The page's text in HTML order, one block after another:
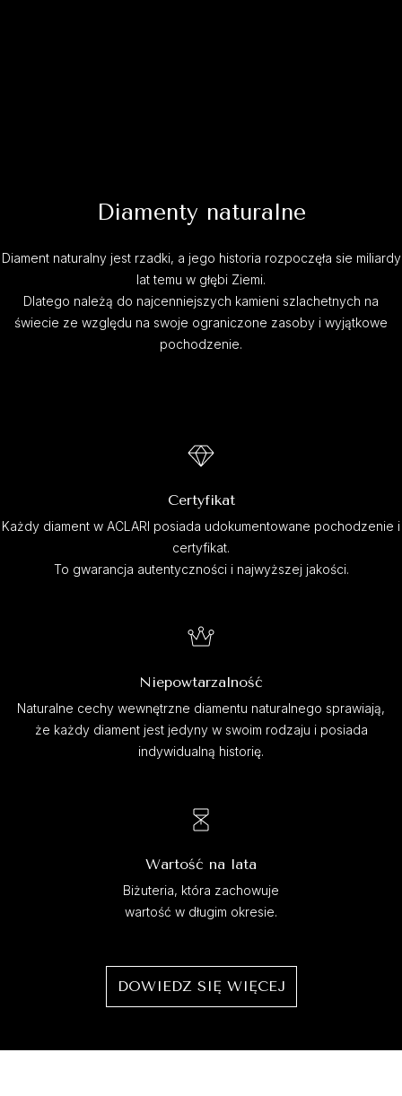
Diamenty naturalne
Diament naturalny jest rzadki, a jego historia rozpoczęła sie miliardy
lat temu w głębi Ziemi.
Dlatego należą do najcenniejszych kamieni szlachetnych na
świecie ze względu na swoje ograniczone zasoby i wyjątkowe
pochodzenie.
Certyfikat
Każdy diament w ACLARI posiada udokumentowane pochodzenie i
certyfikat.
To gwarancja autentyczności i najwyższej jakości.
Niepowtarzalność
Naturalne cechy wewnętrzne diamentu naturalnego sprawiają,
że każdy diament jest jedyny w swoim rodzaju i posiada
indywidualną historię.
Wartość na lata
Biżuteria, która zachowuje
wartość w długim okresie.
DOWIEDZ SIĘ WIĘCEJ